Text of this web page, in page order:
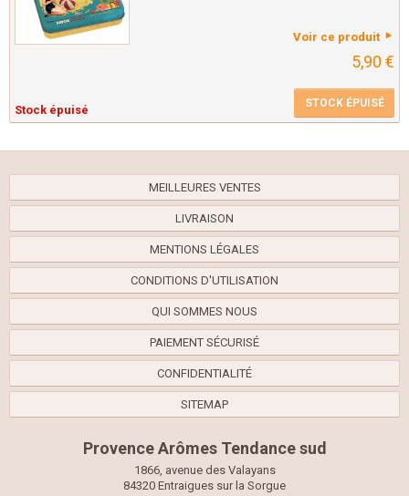
Voir ce produit
5,90 €
Stock épuisé STOCK ÉPUISÉ
MEILLEURES VENTES
LIVRAISON
MENTIONS LÉGALES
CONDITIONS D'UTILISATION
QUI SOMMES NOUS
PAIEMENT SÉCURISÉ
CONFIDENTIALITÉ
SITEMAP
Provence Arômes Tendance sud
1866, avenue des Valayans
84320 Entraigues sur la Sorgue